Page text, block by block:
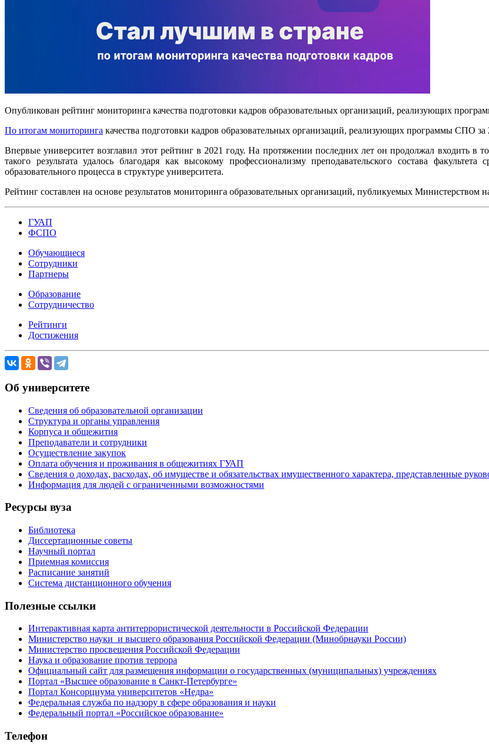
Опубликован рейтинг мониторинга качества подготовки кадров образовательных организаций, реализующих
По итогам мониторинга качества подготовки кадров образовательных организаций, реализующих программы СПО
Впервые университет возглавил этот рейтинг в 2021 году. На протяжении последних лет он продолжал входить
такого результата удалось благодаря как высокому профессионализму преподавательского состава
образовательного процесса в структуре университета.
Рейтинг составлен на основе результатов мониторинга образовательных организаций, публикуемых
ГУАП
ФСПО
Обучающиеся
Сотрудники
Партнеры
Образование
Сотрудничество
Рейтинги
Достижения
Об университете
Сведения об образовательной организации
Структура и органы управления
Корпуса и общежития
Преподаватели и сотрудники
Осуществление закупок
Оплата обучения и проживания в общежитиях ГУАП
Сведения о доходах, расходах, об имуществе и обязательствах имущественного характера, представленные
Информация для людей с ограниченными возможностями
Ресурсы вуза
Библиотека
Диссертационные советы
Научный портал
Приемная комиссия
Расписание занятий
Система дистанционного обучения
Полезные ссылки
Интерактивная карта антитеррористической деятельности в Российской Федерации
Министерство науки и высшего образования Российской Федерации (Минобрнауки России)
Министерство просвещения Российской Федерации
Наука и образование против террора
Официальный сайт для размещения информации о государственных (муниципальных) учреждениях
Портал «Высшее образование в Санкт-Петербурге»
Портал Консорциума университетов «Недра»
Федеральная служба по надзору в сфере образования и науки
Федеральный портал «Российское образование»
Телефон